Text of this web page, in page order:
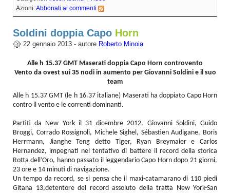
Azioni:Abbonati ai commenti
Soldini doppia Capo Horn
22 gennaio 2013 - autore Roberto Minoia
Alle h 15.37 GMT Maserati doppia Capo Horn controvento
Vento da ovest sui 35 nodi in aumento per Giovanni Soldini e il suo
team
Alle h 15.37 GMT (le h 16.37 italiane) Maserati ha doppiato Capo Horn
contro il vento e le correnti dominanti.
Partiti da New York il 31 dicembre 2012, Giovanni Soldini, Guido
Broggi, Corrado Rossignoli, Michele Sighel, Sébastien Audigane, Boris
Herrmann, Jianghe Teng detto Tiger, Ryan Breymaier e Carlos
Hernandez, impegnati nel tentativo di battere il record della storica
Rotta dell’Oro, hanno passato il leggendario Capo Horn dopo 21 giorni,
23 ore e 14 minuti di navigazione.
Un tempo da record, se si pensa che il maxi-catamarano di 110 piedi
Gitana 13,detentore del record assoluto della tratta New York-San